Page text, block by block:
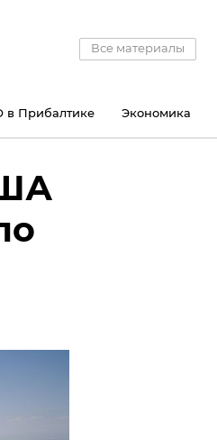
Все материалы
в Прибалтике Экономика